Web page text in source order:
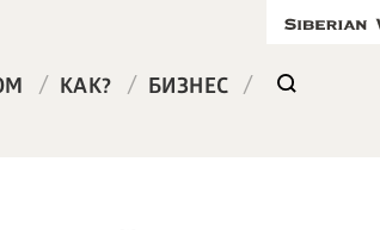
/ КАК? / БИЗНЕС /